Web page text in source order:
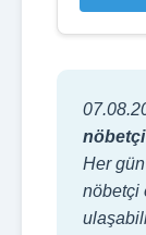
Her
nöbetçi